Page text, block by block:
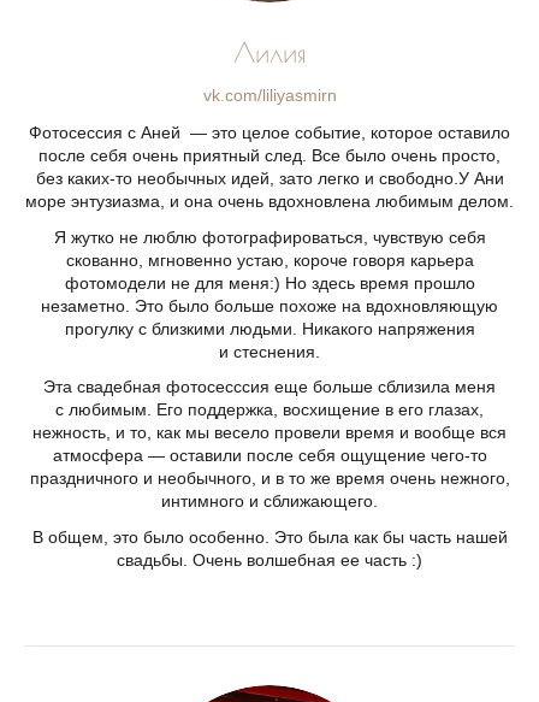
Лилия
vk.com/liliyasmirn
Фотосессия с Аней — это целое событие, которое оставило
после себя очень приятный след. Все было очень просто,
без каких-то необычных идей, зато легко и свободно.У Ани
море энтузиазма, и она очень вдохновлена любимым делом.
Я жутко не люблю фотографироваться, чувствую себя
скованно, мгновенно устаю, короче говоря карьера
фотомодели не для меня:) Но здесь время прошло
незаметно. Это было больше похоже на вдохновляющую
прогулку с близкими людьми. Никакого напряжения
и стеснения.
Эта свадебная фотосесссия еще больше сблизила меня
с любимым. Его поддержка, восхищение в его глазах,
нежность, и то, как мы весело провели время и вообще вся
атмосфера — оставили после себя ощущение чего-то
праздничного и необычного, и в то же время очень нежного,
интимного и сближающего.
В общем, это было особенно. Это была как бы часть нашей
свадьбы. Очень волшебная ее часть :)